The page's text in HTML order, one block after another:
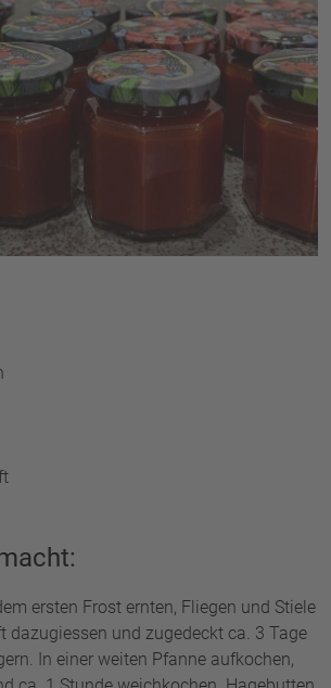
ersten Frost ernten, Fliegen und Stiele
dazugiessen und zugedeckt ca. 3 Tage
In einer weiten Pfanne aufkochen,